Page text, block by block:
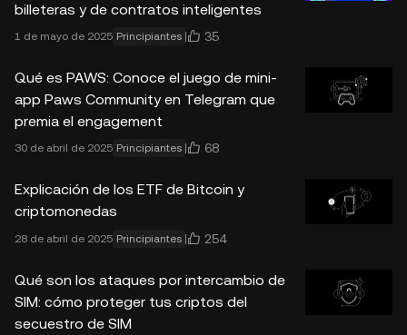
billeteras y de contratos inteligentes
1 de mayo de 2025 Principiantes 35
Qué es PAWS: Conoce el juego de mini-
app Paws Community en Telegram que
premia el engagement
30 de abril de 2025 Principiantes 68
Explicación de los ETF de Bitcoin y
criptomonedas
28 de abril de 2025 Principiantes 254
Qué son los ataques por intercambio de
SIM: cómo proteger tus criptos del
secuestro de SIM